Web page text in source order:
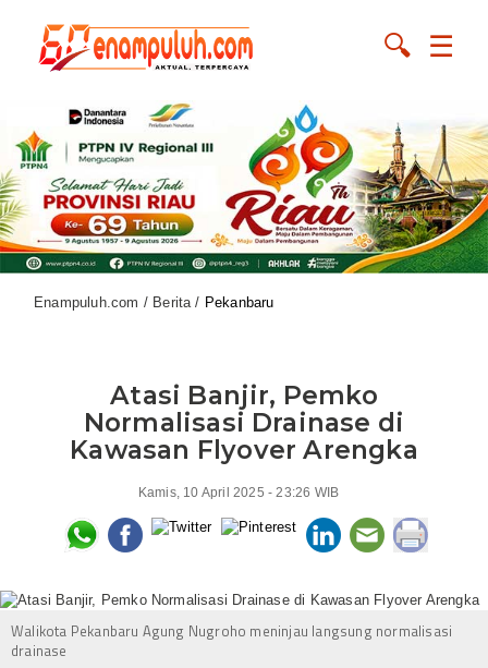
☰
🔍
Enampuluh.com / Berita / Pekanbaru
Atasi Banjir, Pemko
Normalisasi Drainase di
Kawasan Flyover Arengka
Kamis, 10 April 2025 - 23:26 WIB
Walikota Pekanbaru Agung Nugroho meninjau langsung normalisasi
drainase